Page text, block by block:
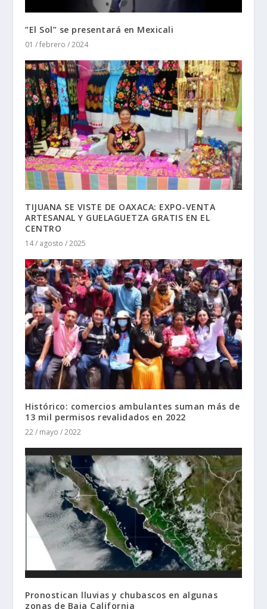
”El Sol” se presentará en Mexicali
01 / febrero / 2024
TIJUANA SE VISTE DE OAXACA: EXPO-VENTA
ARTESANAL Y GUELAGUETZA GRATIS EN EL
CENTRO
14 / agosto / 2025
Histórico: comercios ambulantes suman más de
13 mil permisos revalidados en 2022
22 / mayo / 2022
Pronostican lluvias y chubascos en algunas
zonas de Baja California